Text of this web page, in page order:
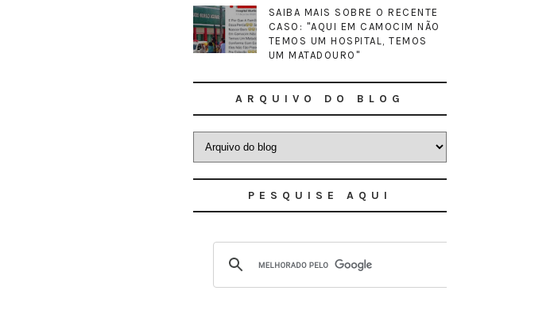
SAIBA MAIS SOBRE O RECENTE
CASO: "AQUI EM CAMOCIM NÃO
TEMOS UM HOSPITAL, TEMOS
UM MATADOURO"
ARQUIVO DO BLOG
PESQUISE AQUI